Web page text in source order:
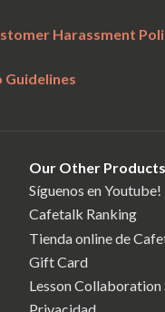
Harassment
Guidelines
Our Other Products
Síguenos en Youtube!
Cafetalk Ranking
Tienda online de
Gift Card
Lesson